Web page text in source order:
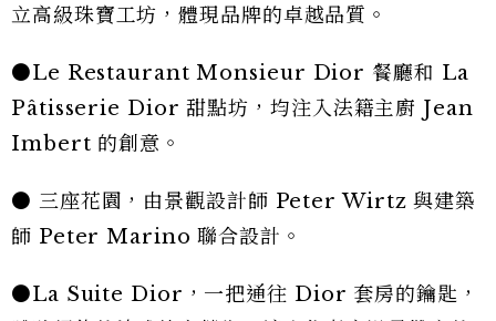
立高級珠寶工坊，體現品牌的卓越品質。
●Le Restaurant Monsieur Dior 餐廳和 La
Pâtisserie Dior 甜點坊，均注入法籍主廚 Jean
Imbert 的創意。
● 三座花園，由景觀設計師 Peter Wirtz 與建築
師 Peter Marino 聯合設計。
●La Suite Dior，一把通往 Dior 套房的鑰匙，